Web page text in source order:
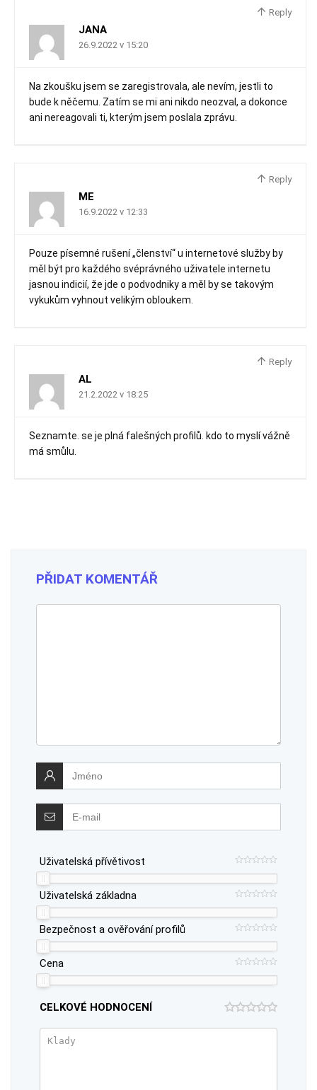
Reply
JANA
26.9.2022 v 15:20
Na zkoušku jsem se zaregistrovala, ale nevím, jestli to
bude k něčemu. Zatím se mi ani nikdo neozval, a dokonce
ani nereagovali ti, kterým jsem poslala zprávu.
Reply
ME
16.9.2022 v 12:33
Pouze písemné rušení „členství“ u internetové služby by
měl být pro každého svéprávného uživatele internetu
jasnou indicií, že jde o podvodniky a měl by se takovým
vykukům vyhnout velikým obloukem.
Reply
AL
21.2.2022 v 18:25
Seznamte. se je plná falešných profilů. kdo to myslí vážně
má smůlu.
PŘIDAT KOMENTÁŘ
Uživatelská přívětivost
Uživatelská základna
Bezpečnost a ověřování profilů
Cena
CELKOVÉ HODNOCENÍ